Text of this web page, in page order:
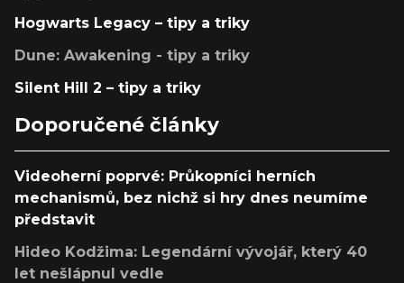
Hogwarts Legacy – tipy a triky
Dune: Awakening - tipy a triky
Silent Hill 2 – tipy a triky
Doporučené články
Videoherní poprvé: Průkopníci herních
mechanismů, bez nichž si hry dnes neumíme
představit
Hideo Kodžima: Legendární vývojář, který 40
let nešlápnul vedle